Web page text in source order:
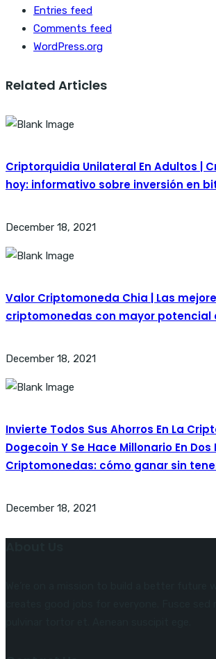
Entries feed
Comments feed
WordPress.org
Related Articles
Criptorquidia Unilateral En Adultos |
hoy: informativo sobre inversión en
December 18, 2021
Valor Criptomoneda Chia | Las
criptomonedas con mayor potencial
December 18, 2021
Invierte Todos Sus Ahorros En La
Dogecoin Y Se Hace Millonario En Dos
Criptomonedas: cómo ganar sin
December 18, 2021